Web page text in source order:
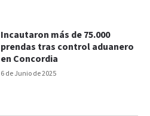
6 de Junio de 2025
Incautaron más de 75.000
prendas tras control aduanero
en Concordia